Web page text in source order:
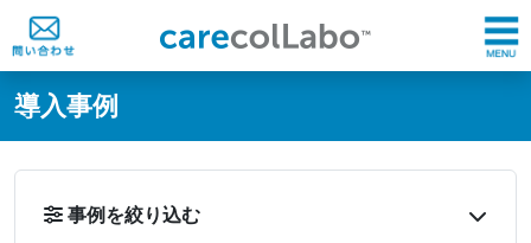
@ -0,0 +1,60 @@
導入事例
事例を絞り込む